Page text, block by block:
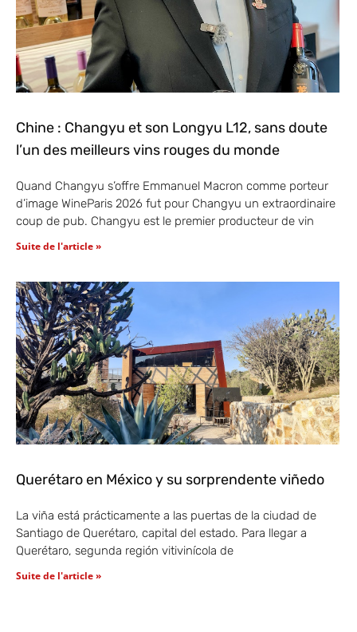
Chine : Changyu et son Longyu L12, sans doute
l’un des meilleurs vins rouges du monde
Quand Changyu s’offre Emmanuel Macron comme porteur
d’image WineParis 2026 fut pour Changyu un extraordinaire
coup de pub. Changyu est le premier producteur de vin
Suite de l'article »
Querétaro en México y su sorprendente viñedo
La viña está prácticamente a las puertas de la ciudad de
Santiago de Querétaro, capital del estado. Para llegar a
Querétaro, segunda región vitivinícola de
Suite de l'article »